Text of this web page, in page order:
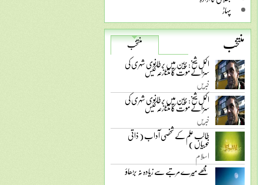
پہاڑ
منتخب
منتخب
اکمل شیخ: چین میں برطانوی شہری کی
سزائے موت کا متنازعہ کیس
خبریں
اکمل شیخ: چین میں برطانوی شہری کی
سزائے موت کا متنازعہ کیس
خبریں
طالب علم کے شخصی آداب ( ذاتی
خوبیاں )
اسلام
مجھے میرے مرتبے سے زیادہ نہ بڑھاؤ